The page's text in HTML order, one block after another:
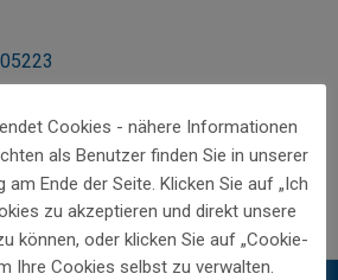
Cookies - nähere Informationen
als Benutzer finden Sie in unserer
Ende der Seite. Klicken Sie auf „Ich
zu akzeptieren und direkt unsere
können, oder klicken Sie auf „Cookie-
Ihre Cookies selbst zu verwalten.